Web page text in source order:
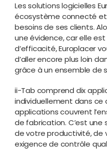
Les solutions logicielles
écosystème connecté
besoins de ses clients.
une évidence, car elle
d’efficacité, Europlacer
d’aller encore plus loin
grâce à un ensemble de
ii-Tab comprend dix
individuellement dans ce
applications couvrent
de fabrication. C’est une
de votre productivité,
exigence de contrôle